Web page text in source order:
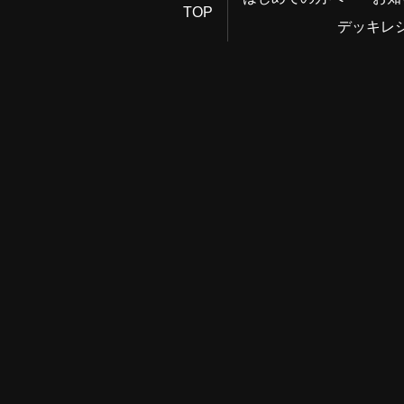
TOP
デッキレ